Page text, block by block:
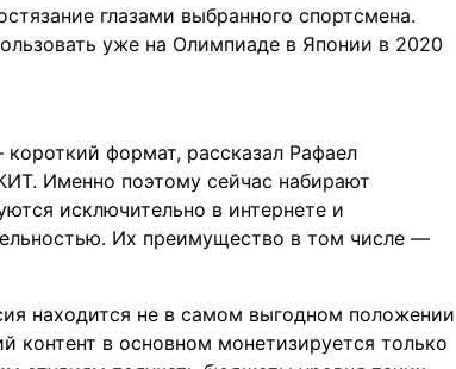
глазами выбранного спортсмена.
уже на Олимпиаде в Японии в 2020
формат, рассказал Рафаел
Именно поэтому сейчас набирают
исключительно в интернете и
Их преимущество в том числе —
находится не в самом выгодном положении
контент в основном монетизируется только